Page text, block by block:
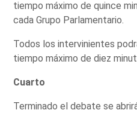
tiempo máximo de quince
cada Grupo Parlamentario.
Todos los intervinientes
tiempo máximo de diez
Cuarto
Terminado el debate se